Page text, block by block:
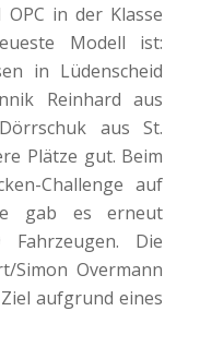
in der Klasse
Modell ist:
in Lüdenscheid
Reinhard aus
aus St.
Plätze gut. Beim
Challenge auf
gab es erneut
Die
Simon Overmann
aufgrund eines